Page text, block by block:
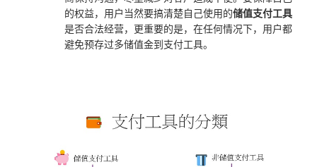
的权益，用户当然要搞清楚自己使用的储值支付工具
是否合法经营，更重要的是，在任何情况下，用户都
避免预存过多储值金到支付工具。